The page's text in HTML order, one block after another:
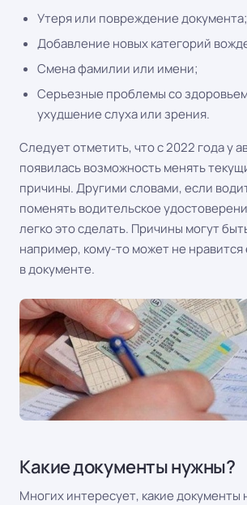
Утеря или повреждение документа;
Добавление новых категорий
Смена фамилии или имени;
Серьезные проблемы со
ухудшение слуха или зрения.
Следует отметить, что с 2022 года у
появилась возможность менять
причины. Другими словами, если
поменять водительское
легко это сделать. Причины могут
например, кому-то может не
в документе.
Какие документы нужны?
Многих интересует, какие документы